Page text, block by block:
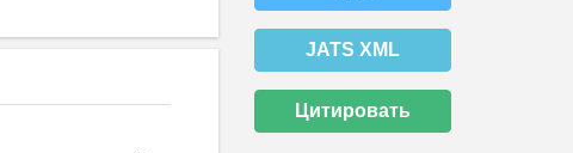
JATS XML
Цитировать